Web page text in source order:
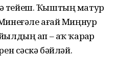
тейеш. Ҡыштың матур
ағай Миңнур
ап – аҡ ҡарҙар
сәскә бәйләй.